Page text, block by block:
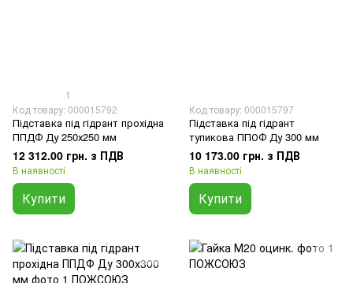
1
Код товару: 000015792
Підставка під гідрант прохідна
ППДФ Ду 250х250 мм
12 312.00 грн. з ПДВ
В наявності
Купити
Код товару: 000015797
Підставка під гідрант
тупикова ППОФ Ду 300 мм
10 173.00 грн. з ПДВ
В наявності
Купити